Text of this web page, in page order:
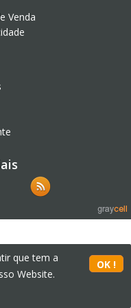
Venda
que tem a
Website.